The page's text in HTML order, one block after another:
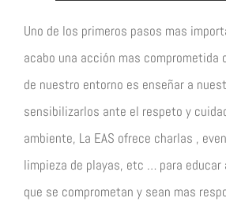
Uno de los primeros pasos mas
acabo una acción mas comprometida
de nuestro entorno es enseñar a
sensibilizarlos ante el respeto y
ambiente, La EAS ofrece charlas ,
limpieza de playas, etc … para educar
que se comprometan y sean mas